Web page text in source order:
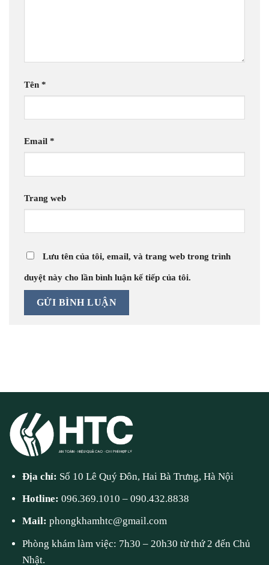
Tên *
Email *
Trang web
Lưu tên của tôi, email, và trang web trong trình
duyệt này cho lần bình luận kế tiếp của tôi.
Địa chỉ: Số 10 Lê Quý Đôn, Hai Bà Trưng, Hà Nội
Hotline:096.369.1010 –090.432.8838
Mail:phongkhamhtc@gmail.com
Phòng khám làm việc: 7h30 – 20h30 từ thứ 2 đến Chủ
Nhật.